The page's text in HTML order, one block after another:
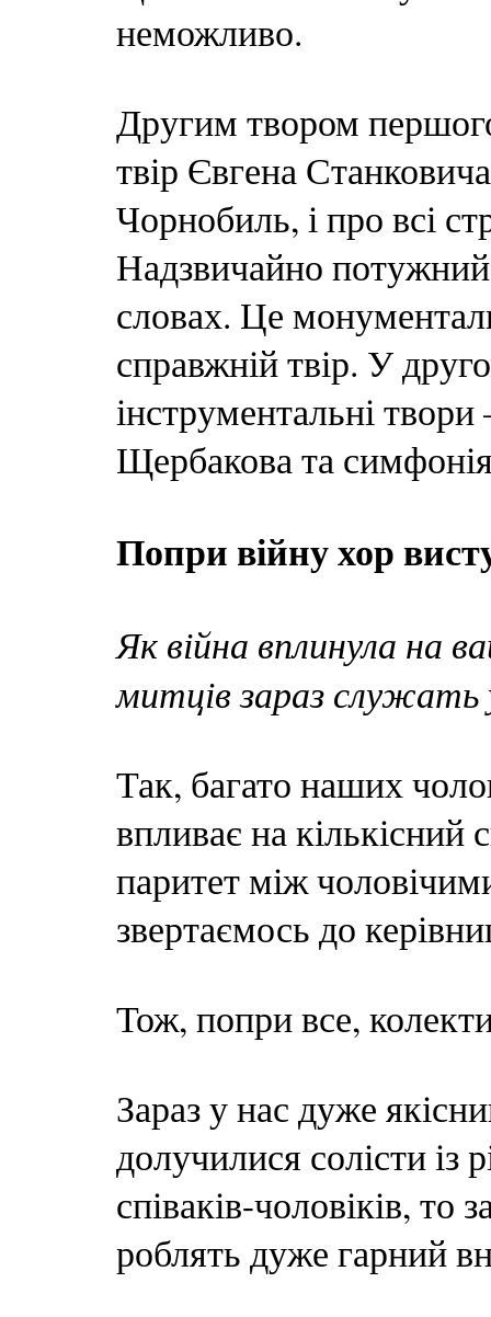
неможливо.
Другим твором
твір Євгена
Чорнобиль, і про всі
Надзвичайно потужний
словах. Це
справжній твір. У
інструментальні
Щербакова та
Попри війну хор
Як війна вплинула на
митців зараз служать
Так, багато наших
впливає на кількісний
паритет між
звертаємось до
Тож, попри все,
Зараз у нас дуже
долучилися солісти із
співаків-чоловіків, то
роблять дуже гарний